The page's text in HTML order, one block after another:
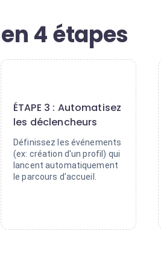
4 étapes
ÉTAPE 3 : Automatisez
les déclencheurs
Définissez les événements
(ex: création d'un profil) qui
lancent automatiquement
le parcours d'accueil.